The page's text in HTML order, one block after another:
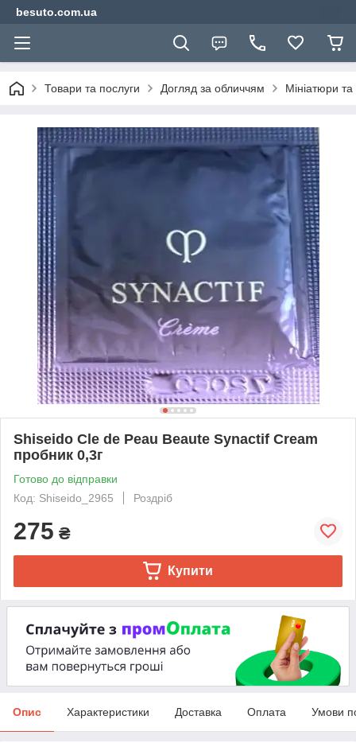
besuto.com.ua
Товари та послуги Догляд за обличчям Мініатюри
Shiseido Cle de Peau Beaute Synactif Cream
пробник 0,3г
Готово до відправки
Код: Shiseido_2965
Роздріб
275 ₴
Купити
Опис Характеристики Доставка Оплата Умови